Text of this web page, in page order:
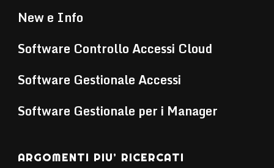
New e Info
Software Controllo Accessi Cloud
Software Gestionale Accessi
Software Gestionale per i Manager
ARGOMENTI PIU’ RICERCATI